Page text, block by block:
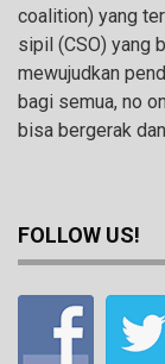
coalition) yang
sipil (CSO) yang
mewujudkan
bagi semua, no
bisa bergerak
FOLLOW US!